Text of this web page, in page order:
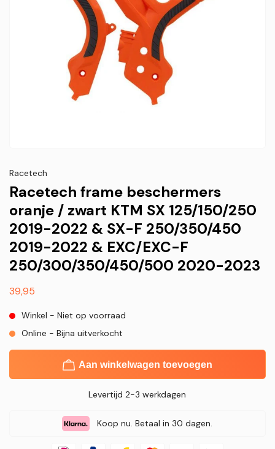
Racetech
Racetech frame beschermers
oranje / zwart KTM SX 125/150/250
2019-2022 & SX-F 250/350/450
2019-2022 & EXC/EXC-F
250/300/350/450/500 2020-2023
Normale
39,95
Winkel - Niet op voorraad
Online - Bijna uitverkocht
Aan winkelwagen toevoegen
Levertijd 2-3 werkdagen
Koop nu. Betaal in 30 dagen.